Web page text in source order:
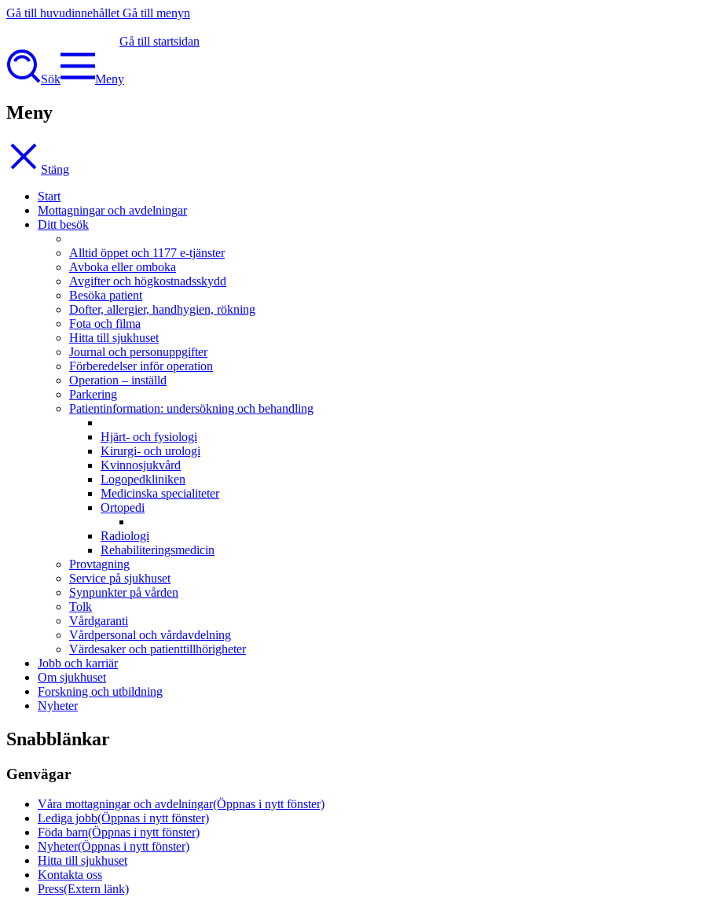
Gå till huvudinnehållet Gå till menyn
Gå till startsidan
Sök Meny
Meny
Stäng
Start
Mottagningar och avdelningar
Ditt besök
Alltid öppet och 1177 e-tjänster
Avboka eller omboka
Avgifter och högkostnadsskydd
Besöka patient
Dofter, allergier, handhygien, rökning
Fota och filma
Hitta till sjukhuset
Journal och personuppgifter
Förberedelser inför operation
Operation – inställd
Parkering
Patientinformation: undersökning och behandling
Hjärt- och fysiologi
Kirurgi- och urologi
Kvinnosjukvård
Logopedkliniken
Medicinska specialiteter
Ortopedi
Radiologi
Rehabiliteringsmedicin
Provtagning
Service på sjukhuset
Synpunkter på vården
Tolk
Vårdgaranti
Vårdpersonal och vårdavdelning
Värdesaker och patienttillhörigheter
Jobb och karriär
Om sjukhuset
Forskning och utbildning
Nyheter
Snabblänkar
Genvägar
Våra mottagningar och avdelningar(Öppnas i nytt fönster)
Lediga jobb(Öppnas i nytt fönster)
Föda barn(Öppnas i nytt fönster)
Nyheter(Öppnas i nytt fönster)
Hitta till sjukhuset
Kontakta oss
Press(Extern länk)